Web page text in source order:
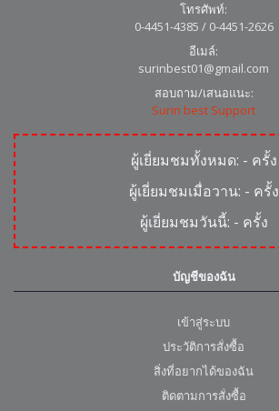
โทรศัพท์:
0-4451-4385 / 0-4451-2626
อีเมล์:
surinbest01@gmail.com
สอบถาม/เสนอแนะ:
Surin best Support
ผู้เยี่ยมชมทั้งหมด: - ครั้ง
ผู้เยี่ยมชมเมื่อวาน: - ครั้ง
ผู้เยี่ยมชมวันนี้: - ครั้ง
บัญชีของฉัน
เข้าสู่ระบบ
ประวัติการสั่งซื้อ
สิ่งที่อยากได้ของฉัน
ติดตามการสั่งซื้อ